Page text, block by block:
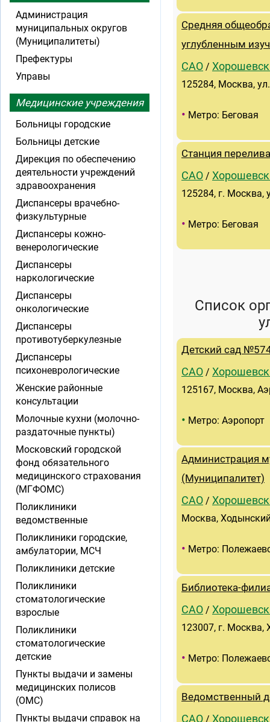
Средняя
углубленным
САО /
125284, Москва,
• Метро: Беговая
Станция
САО /
125284, г. Москва,
• Метро: Беговая
Список
Детский сад
САО /
125167, Москва,
• Метро: Аэропорт
Администрация
(Муниципалитет)
САО /
Москва,
• Метро:
Библиотека-
САО /
123007, г. Москва,
• Метро:
Ведомственный
САО /
Администрация
муниципальных округов
(Муниципалитеты)
Префектуры
Управы
Медицинские учреждения
Больницы городские
Больницы детские
Дирекция по обеспечению
деятельности учреждений
здравоохранения
Диспансеры врачебно-
физкультурные
Диспансеры кожно-
венерологические
Диспансеры
наркологические
Диспансеры
онкологические
Диспансеры
противотуберкулезные
Диспансеры
психоневрологические
Женские районные
консультации
Молочные кухни (молочно-
раздаточные пункты)
Московский городской
фонд обязательного
медицинского страхования
(МГФОМС)
Поликлиники
ведомственные
Поликлиники городские,
амбулатории, МСЧ
Поликлиники детские
Поликлиники
стоматологические
взрослые
Поликлиники
стоматологические
детские
Пункты выдачи и замены
медицинских полисов
(ОМС)
Пункты выдачи справок на